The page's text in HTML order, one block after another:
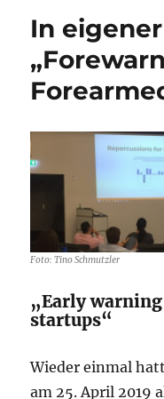
„BIP
2020:
-0,42
–
Szenario
In
Foto: Tino Schmutzler
„Early
startups“
Wieder einmal
am 25. April 2019